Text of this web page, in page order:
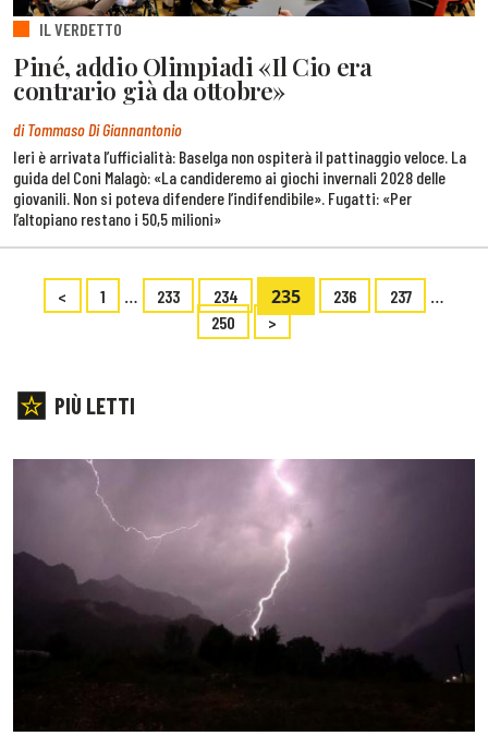
IL VERDETTO
Piné, addio Olimpiadi «Il Cio era
contrario già da ottobre»
di Tommaso Di Giannantonio
Ieri è arrivata l’ufficialità: Baselga non ospiterà il pattinaggio veloce. La
guida del Coni Malagò: «La candideremo ai giochi invernali 2028 delle
giovanili. Non si poteva difendere l’indifendibile». Fugatti: «Per
l’altopiano restano i 50,5 milioni»
< 1 … 233 234 235 236 237 …
250 >
PIÙ LETTI